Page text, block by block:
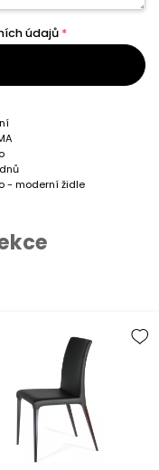
údajů *
- moderní židle